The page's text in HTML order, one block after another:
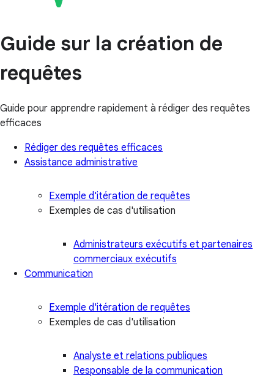
Guide sur la création de
requêtes
Guide pour apprendre rapidement à rédiger des requêtes
efficaces
Rédiger des requêtes efficaces
Assistance administrative
Exemple d'itération de requêtes
Exemples de cas d'utilisation
Administrateurs exécutifs et partenaires
commerciaux exécutifs
Communication
Exemple d'itération de requêtes
Exemples de cas d'utilisation
Analyste et relations publiques
Responsable de la communication